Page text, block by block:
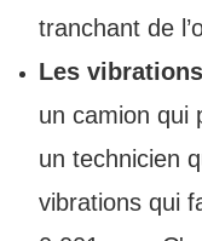
tranchant de
Les
un camion qui
un technicien
vibrations qui